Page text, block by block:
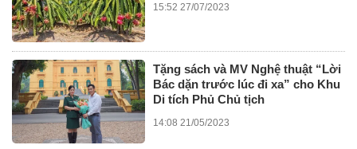
15:52 27/07/2023
Tặng sách và MV Nghệ thuật “Lời
Bác dặn trước lúc đi xa” cho Khu
Di tích Phủ Chủ tịch
14:08 21/05/2023